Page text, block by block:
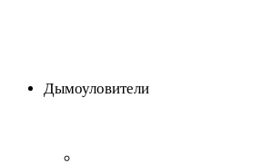
Дымоуловители